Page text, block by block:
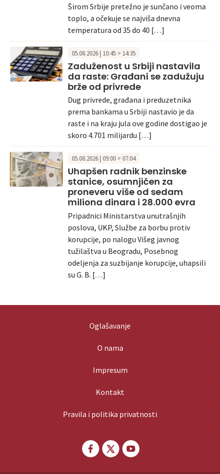
Širom Srbije pretežno je sunčano i veoma
toplo, a očekuje se najviša dnevna
temperatura od 35 do 40 […]
05.08.2026 | 10:45 > 14:35
Zaduženost u Srbiji nastavila
da raste: Građani se zadužuju
brže od privrede
Dug privrede, građana i preduzetnika
prema bankama u Srbiji nastavio je da
raste i na kraju jula ove godine dostigao je
skoro 4.701 milijardu […]
05.08.2026 | 09:00 > 07:04
Uhapšen radnik benzinske
stanice, osumnjičen za
proneveru više od sedam
miliona dinara i 28.000 evra
Pripadnici Ministarstva unutrašnjih
poslova, UKP, Službe za borbu protiv
korupcije, po nalogu Višeg javnog
tužilaštva u Beogradu, Posebnog
odeljenja za suzbijanje korupcije, uhapsili
su G. B. […]
Oglašavanje
O nama
Impresum
Kontakt
Pravila i politika privatnosti